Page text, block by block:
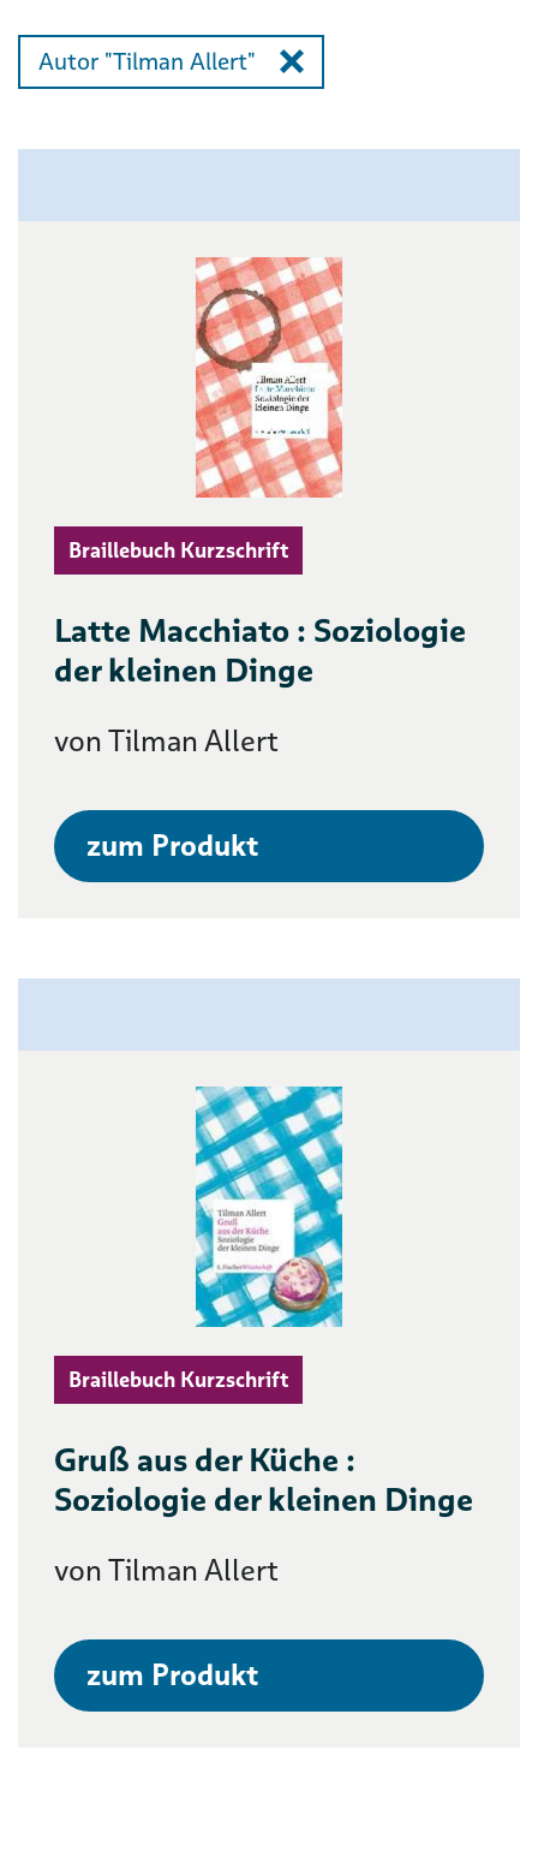
Autor "Tilman Allert"
Braillebuch Kurzschrift
Latte Macchiato : Soziologie
der kleinen Dinge
von Tilman Allert
zum Produkt
Braillebuch Kurzschrift
Gruß aus der Küche :
Soziologie der kleinen Dinge
von Tilman Allert
zum Produkt